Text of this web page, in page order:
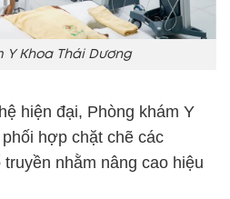
Y Khoa Thái Dương
hiện đại, Phòng khám Y
hợp chặt chẽ các
nhằm nâng cao hiệu